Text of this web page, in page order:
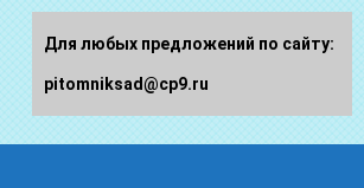
Для любых предложений по сайту:
pitomniksad@cp9.ru